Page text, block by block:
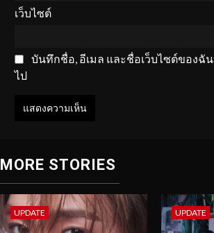
เว็บไซต์
บันทึกชื่อ, อีเมล และชื่อเว็บไซต์ของฉั
ไป
MORE STORIES
UPDATE UPDATE